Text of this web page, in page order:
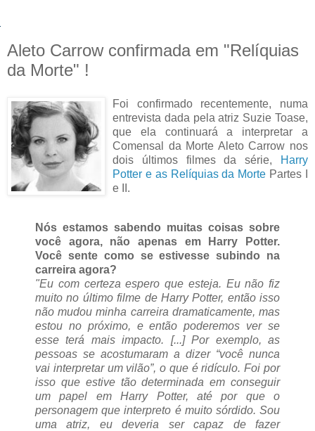
Aleto Carrow confirmada em "Relíquias
da Morte" !
Foi confirmado recentemente, numa
entrevista dada pela atriz Suzie Toase,
que ela continuará a interpretar a
Comensal da Morte Aleto Carrow nos
dois últimos filmes da série,
Harry
Potter e as Relíquias da Morte Partes I
e II.
Nós estamos sabendo muitas coisas sobre
você agora, não apenas em Harry Potter.
Você sente como se estivesse subindo na
carreira agora?
"Eu com certeza espero que esteja. Eu não fiz
muito no último filme de Harry Potter, então isso
não mudou minha carreira dramaticamente, mas
estou no próximo, e então poderemos ver se
esse terá mais impacto. [...] Por exemplo, as
pessoas se acostumaram a dizer “você nunca
vai interpretar um vilão”, o que é ridículo. Foi por
isso que estive tão determinada em conseguir
um papel em Harry Potter, até por que o
personagem que interpreto é muito sórdido. Sou
uma atriz, eu deveria ser capaz de fazer